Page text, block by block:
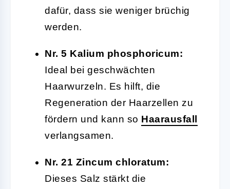
dafür, dass sie weniger brüchig
werden.
Nr. 5 Kalium phosphoricum:
Ideal bei geschwächten
Haarwurzeln. Es hilft, die
Regeneration der Haarzellen zu
fördern und kann so Haarausfall
verlangsamen.
Nr. 21 Zincum chloratum:
Dieses Salz stärkt die